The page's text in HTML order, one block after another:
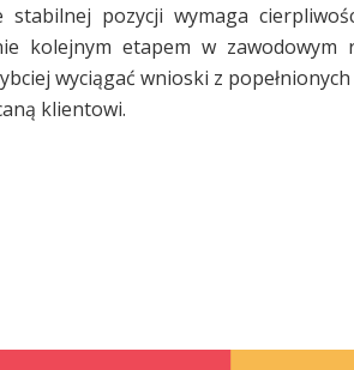
pozycji wymaga
kolejnym etapem w zawodowym
wyciągać wnioski z popełnionych
klientowi.